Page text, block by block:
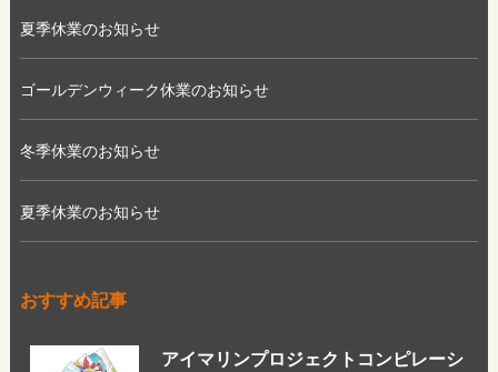
夏季休業のお知らせ
ゴールデンウィーク休業のお知らせ
冬季休業のお知らせ
夏季休業のお知らせ
おすすめ記事
アイマリンプロジェクトコンピレーシ